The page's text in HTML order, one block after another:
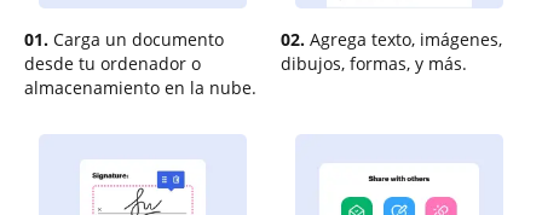
01. Carga un documento
desde tu ordenador o
almacenamiento en la nube.
02. Agrega texto, imágenes,
dibujos, formas, y más.